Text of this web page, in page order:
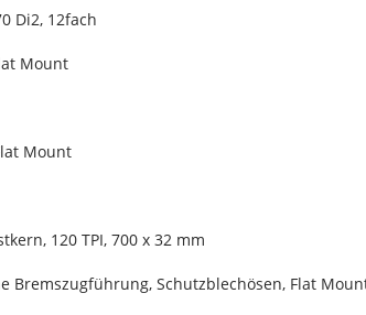
Di2, 12fach
Mount
Mount
120 TPI, 700 x 32 mm
Bremszugführung, Schutzblechösen, Flat